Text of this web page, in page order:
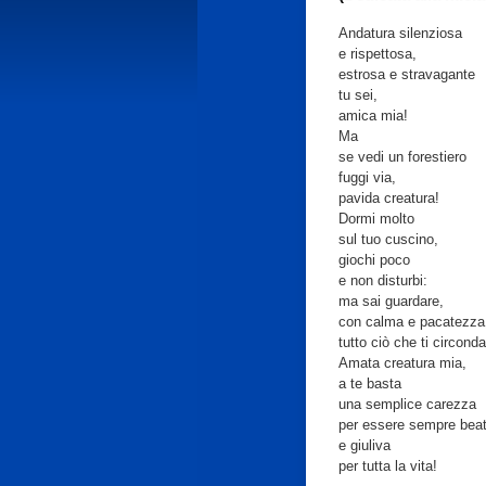
Andatura silenziosa
e rispettosa,
estrosa e stravagante
tu sei,
amica mia!
Ma
se vedi un forestiero
fuggi via,
pavida creatura!
Dormi molto
sul tuo cuscino,
giochi poco
e non disturbi:
ma sai guardare,
con calma e pacatezza,
tutto ciò che ti circonda.
Amata creatura mia,
a te basta
una semplice carezza
per essere sempre
e giuliva
per tutta la vita!